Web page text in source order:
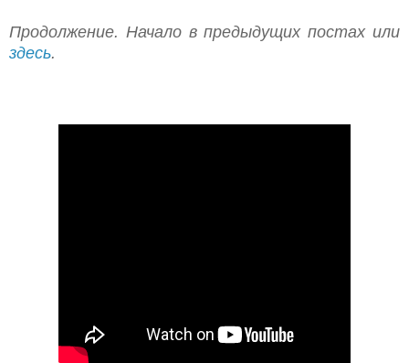
Продолжение. Начало в предыдущих постах или
здесь.